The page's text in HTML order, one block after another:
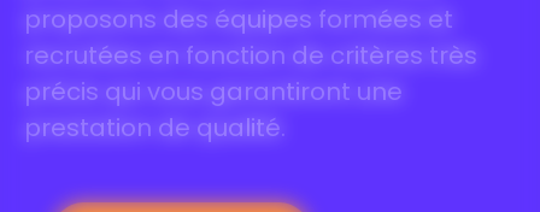
proposons des équipes formées et
recrutées en fonction de critères très
précis qui vous garantiront une
prestation de qualité.